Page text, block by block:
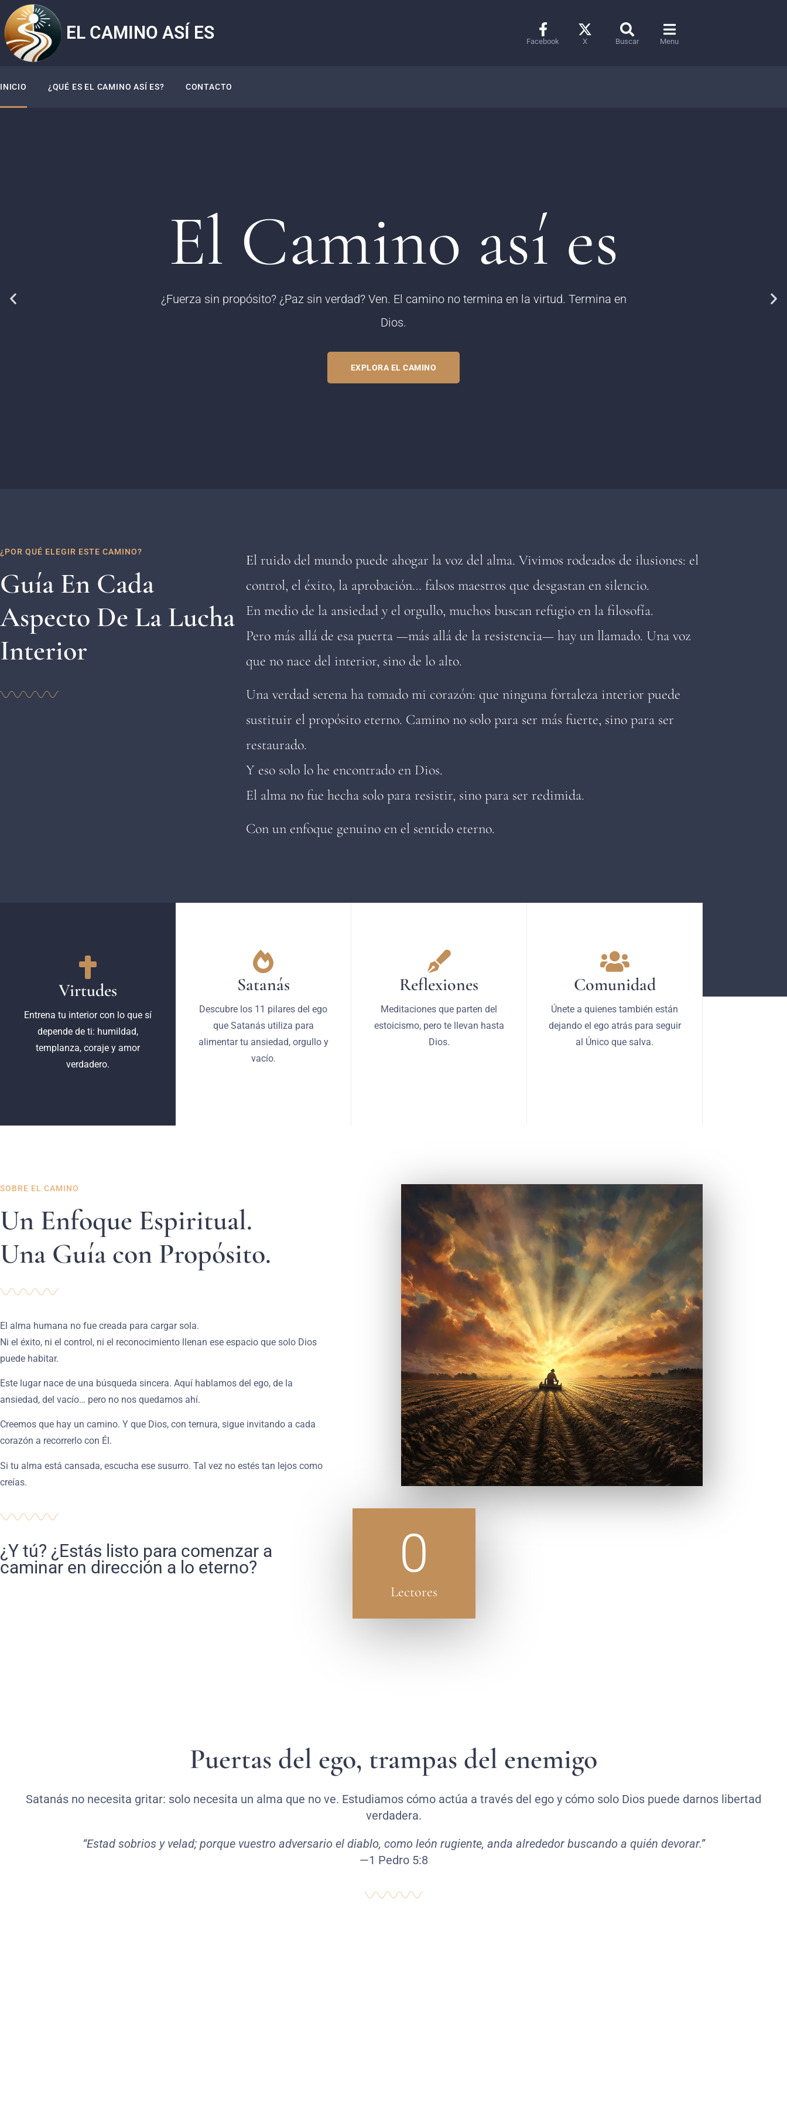
EL CAMINO ASÍ ES Facebook X Buscar Menu
INICIO ¿QUÉ ES EL CAMINO ASÍ ES? CONTACTO
El Camino así es
¿Fuerza sin propósito? ¿Paz sin verdad? Ven. El camino no termina en la virtud. Termina en
Dios.
EXPLORA EL CAMINO
¿POR QUÉ ELEGIR ESTE CAMINO?
Guía En Cada
Aspecto De La Lucha
Interior
El ruido del mundo puede ahogar la voz del alma. Vivimos rodeados de ilusiones: el
control, el éxito, la aprobación… falsos maestros que desgastan en silencio.
En medio de la ansiedad y el orgullo, muchos buscan refugio en la filosofía.
Pero más allá de esa puerta —más allá de la resistencia— hay un llamado. Una voz
que no nace del interior, sino de lo alto.
Una verdad serena ha tomado mi corazón: que ninguna fortaleza interior puede
sustituir el propósito eterno. Camino no solo para ser más fuerte, sino para ser
restaurado.
Y eso solo lo he encontrado en Dios.
El alma no fue hecha solo para resistir, sino para ser redimida.
Con un enfoque genuino en el sentido eterno.
Virtudes
Entrena tu interior con lo que sí
depende de ti: humildad,
templanza, coraje y amor
verdadero.
Satanás
Descubre los 11 pilares del ego
que Satanás utiliza para
alimentar tu ansiedad, orgullo y
vacío.
Reflexiones
Meditaciones que parten del
estoicismo, pero te llevan hasta
Dios.
Comunidad
Únete a quienes también están
dejando el ego atrás para seguir
al Único que salva.
SOBRE EL CAMINO
Un Enfoque Espiritual.
Una Guía con Propósito.
El alma humana no fue creada para cargar sola.
Ni el éxito, ni el control, ni el reconocimiento llenan ese espacio que solo Dios
puede habitar.
Este lugar nace de una búsqueda sincera. Aquí hablamos del ego, de la
ansiedad, del vacío… pero no nos quedamos ahí.
Creemos que hay un camino. Y que Dios, con ternura, sigue invitando a cada
corazón a recorrerlo con Él.
Si tu alma está cansada, escucha ese susurro. Tal vez no estés tan lejos como
creías.
¿Y tú? ¿Estás listo para comenzar a
caminar en dirección a lo eterno?
Lectores
0
Puertas del ego, trampas del enemigo
Satanás no necesita gritar: solo necesita un alma que no ve. Estudiamos cómo actúa a través del ego y cómo solo Dios puede darnos libertad
verdadera.
“Estad sobrios y velad; porque vuestro adversario el diablo, como león rugiente, anda alrededor buscando a quién devorar.”
—1 Pedro 5:8